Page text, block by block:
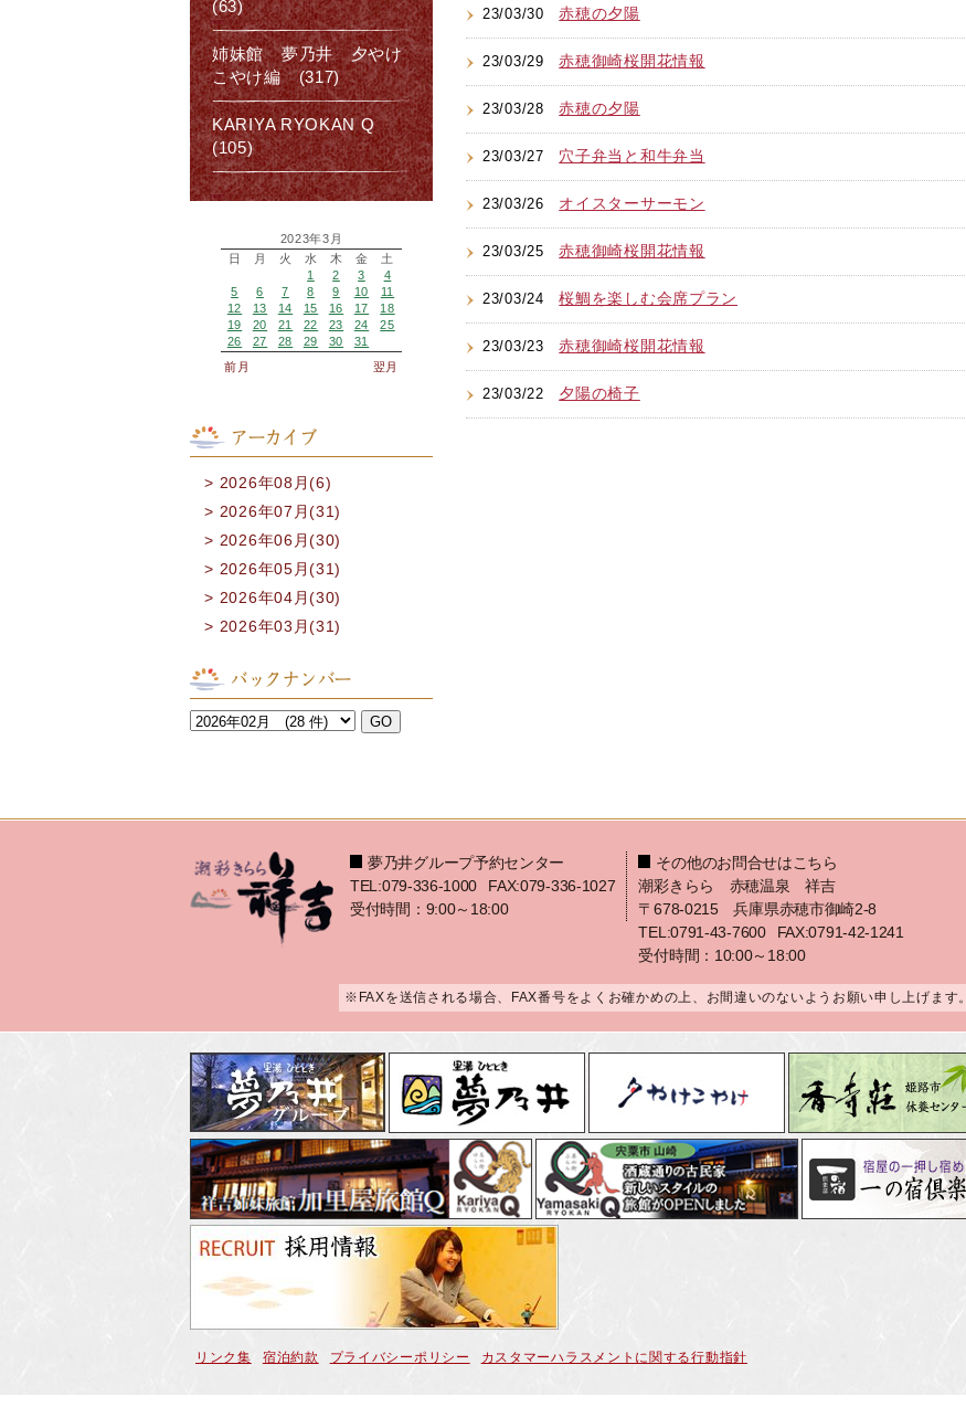
23/03/30赤穂の夕陽
23/03/29赤穂御崎桜開花情報
23/03/28赤穂の夕陽
23/03/27 穴子弁当と和牛弁当
23/03/26 オイスターサーモン
23/03/25赤穂御崎桜開花情報
23/03/24桜鯛を楽しむ会席プラン
23/03/23赤穂御崎桜開花情報
23/03/22 夕陽の椅子
(63)
姉妹館 夢乃井 夕やけ
こやけ編 (317)
KARIYA RYOKAN Q
(105)
2023年3月
日
月 火 水 木 金
土
1
2 3
4
5
6 7 8 9 10
11
12
13 14 15 16 17
18
19
20 21 22 23 24
25
26
27 28 29 30
31
前月
翌月
アーカイブ
2026年08月(6)
2026年07月(31)
2026年06月(30)
2026年05月(31)
2026年04月(30)
2026年03月(31)
バックナンバー
夢乃井グループ予約センター
TEL:079-336-1000
FAX:079-336-1027
受付時間：9:00～18:00
その他のお問合せはこちら
潮彩きらら 赤穂温泉 祥吉
〒678-0215 兵庫県赤穂市御崎2-8
TEL:0791-43-7600
FAX:0791-42-1241
受付時間：10:00～18:00
※FAXを送信される場合、FAX番号をよくお確かめの上、お間違いのないようお願い申し上げます。
リンク集 宿泊約款 プライバシーポリシー カスタマーハラスメントに関する行動指針